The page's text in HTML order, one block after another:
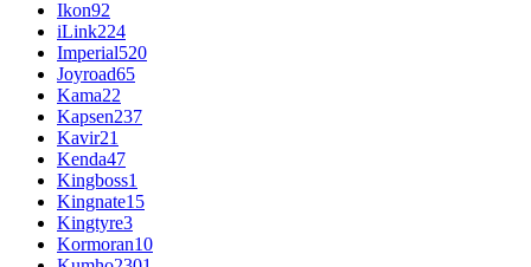
Ikon92
iLink224
Imperial520
Joyroad65
Kama22
Kapsen237
Kavir21
Kenda47
Kingboss1
Kingnate15
Kingtyre3
Kormoran10